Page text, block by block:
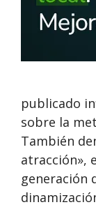
publicado
sobre la
También
atracción»,
generación